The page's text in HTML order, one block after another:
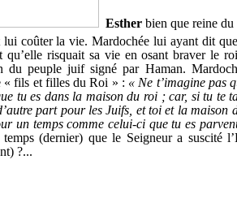
Esther bien que reine du
lui coûter la vie. Mardochée lui ayant dit
qu’elle risquait sa vie en osant braver le
du peuple juif signé par Haman.
« fils et filles du Roi » : « Ne t’imagine pas
tu es dans la maison du roi ; car, si tu te
part pour les Juifs, et toi et la maison
un temps comme celui-ci que tu es
temps (dernier) que le Seigneur a suscité
?...